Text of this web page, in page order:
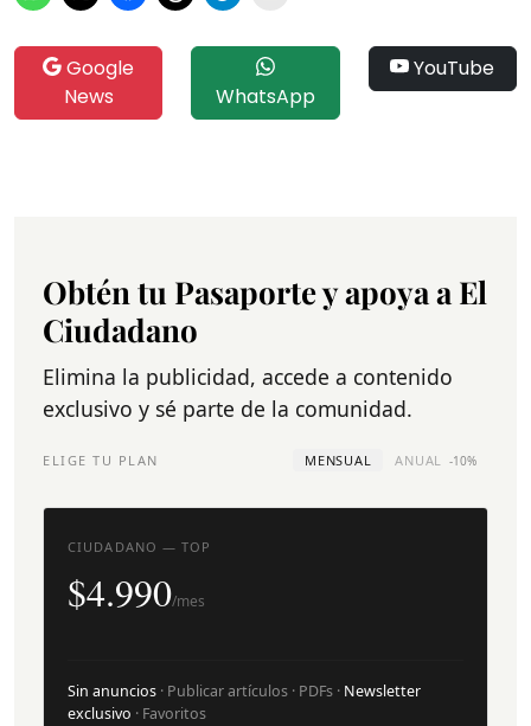
Google
News
WhatsApp
YouTube
Obtén tu Pasaporte y apoya a El
Ciudadano
Elimina la publicidad, accede a contenido
exclusivo y sé parte de la comunidad.
ELIGE TU PLAN MENSUAL ANUAL -10%
CIUDADANO — TOP
$4.990/mes
Sin anuncios · Publicar artículos · PDFs · Newsletter
exclusivo · Favoritos